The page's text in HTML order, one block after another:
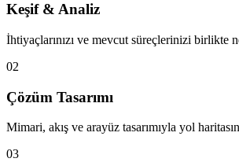
Keşif & Analiz
İhtiyaçlarınızı ve mevcut süreçlerinizi birlikte
02
Çözüm Tasarımı
Mimari, akış ve arayüz tasarımıyla yol
03